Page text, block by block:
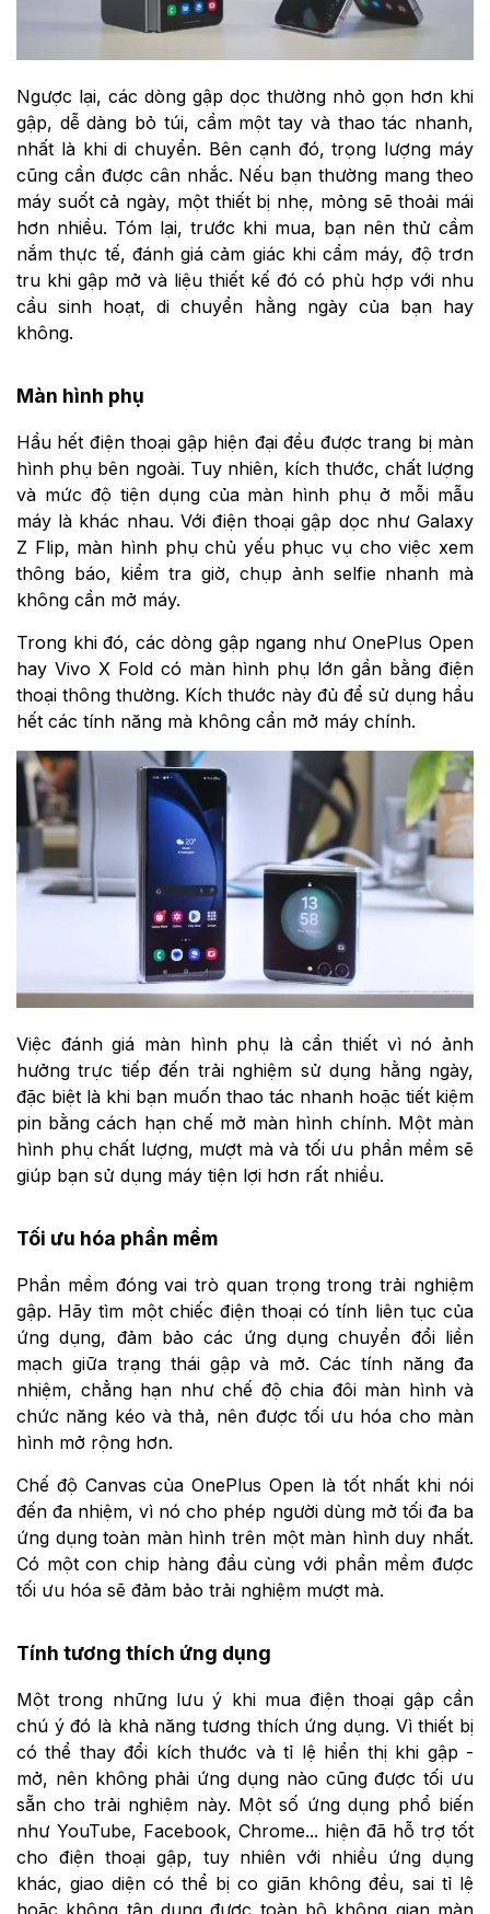
Ngược lại, các dòng gập dọc thường nhỏ gọn hơn khi
gập, dễ dàng bỏ túi, cầm một tay và thao tác nhanh,
nhất là khi di chuyển. Bên cạnh đó, trọng lượng máy
cũng cần được cân nhắc. Nếu bạn thường mang theo
máy suốt cả ngày, một thiết bị nhẹ, mỏng sẽ thoải mái
hơn nhiều. Tóm lại, trước khi mua, bạn nên thử cầm
nắm thực tế, đánh giá cảm giác khi cầm máy, độ trơn
tru khi gập mở và liệu thiết kế đó có phù hợp với nhu
cầu sinh hoạt, di chuyển hằng ngày của bạn hay
không.
Màn hình phụ
Hầu hết điện thoại gập hiện đại đều được trang bị màn
hình phụ bên ngoài. Tuy nhiên, kích thước, chất lượng
và mức độ tiện dụng của màn hình phụ ở mỗi mẫu
máy là khác nhau. Với điện thoại gập dọc như Galaxy
Z Flip, màn hình phụ chủ yếu phục vụ cho việc xem
thông báo, kiểm tra giờ, chụp ảnh selfie nhanh mà
không cần mở máy.
Trong khi đó, các dòng gập ngang như OnePlus Open
hay Vivo X Fold có màn hình phụ lớn gần bằng điện
thoại thông thường. Kích thước này đủ để sử dụng hầu
hết các tính năng mà không cần mở máy chính.
Việc đánh giá màn hình phụ là cần thiết vì nó ảnh
hưởng trực tiếp đến trải nghiệm sử dụng hằng ngày,
đặc biệt là khi bạn muốn thao tác nhanh hoặc tiết kiệm
pin bằng cách hạn chế mở màn hình chính. Một màn
hình phụ chất lượng, mượt mà và tối ưu phần mềm sẽ
giúp bạn sử dụng máy tiện lợi hơn rất nhiều.
Tối ưu hóa phần mềm
Phần mềm đóng vai trò quan trọng trong trải nghiệm
gập. Hãy tìm một chiếc điện thoại có tính liên tục của
ứng dụng, đảm bảo các ứng dụng chuyển đổi liền
mạch giữa trạng thái gập và mở. Các tính năng đa
nhiệm, chẳng hạn như chế độ chia đôi màn hình và
chức năng kéo và thả, nên được tối ưu hóa cho màn
hình mở rộng hơn.
Chế độ Canvas của OnePlus Open là tốt nhất khi nói
đến đa nhiệm, vì nó cho phép người dùng mở tối đa ba
ứng dụng toàn màn hình trên một màn hình duy nhất.
Có một con chip hàng đầu cùng với phần mềm được
tối ưu hóa sẽ đảm bảo trải nghiệm mượt mà.
Tính tương thích ứng dụng
Một trong những lưu ý khi mua điện thoại gập cần
chú ý đó là khả năng tương thích ứng dụng. Vì thiết bị
có thể thay đổi kích thước và tỉ lệ hiển thị khi gập -
mở, nên không phải ứng dụng nào cũng được tối ưu
sẵn cho trải nghiệm này. Một số ứng dụng phổ biến
như YouTube, Facebook, Chrome... hiện đã hỗ trợ tốt
cho điện thoại gập, tuy nhiên với nhiều ứng dụng
khác, giao diện có thể bị co giãn không đều, sai tỉ lệ